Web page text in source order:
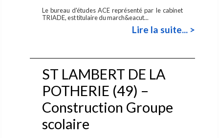
Le bureau d'études ACE représenté par le cabinet
TRIADE, est titulaire du march&eacut...
Lire la suite... >
ST LAMBERT DE LA
POTHERIE (49) –
Construction Groupe
scolaire